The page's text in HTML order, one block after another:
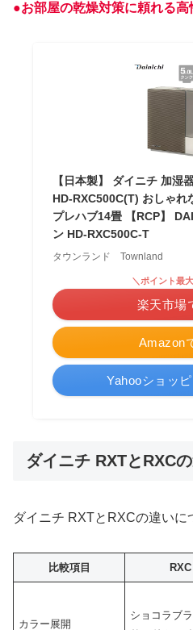
●お部屋の乾燥対策に頼れる高
【日本製】 ダイニチ 加湿
HD-RXC500C(T) おしゃれ
プレハブ14畳 【RCP】
ン HD-RXC500C-T
タウンランド Townland
Amazon
＼ポイント最
楽天市場
Yahooショッ
ダイニチ RXTとRXC
ダイニチ RXTとRXCの違いに
比較項目 RXC
カラー展開
ショコラブラ